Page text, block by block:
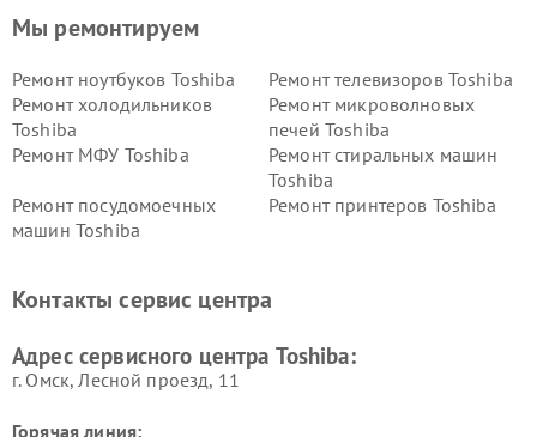
Мы ремонтируем
Ремонт ноутбуков Toshiba
Ремонт телевизоров Toshiba
Ремонт холодильников
Toshiba
Ремонт микроволновых
печей Toshiba
Ремонт МФУ Toshiba
Ремонт стиральных машин
Toshiba
Ремонт посудомоечных
машин Toshiba
Ремонт принтеров Toshiba
Контакты сервис центра
Адрес сервисного центра Toshiba:
г. Омск, ​Лесной проезд, 11
Горячая линия: